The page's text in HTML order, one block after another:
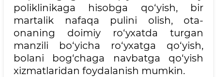
poliklinikaga hisobga qo‘yish, bir
martalik nafaqa pulini olish, ota-
onaning doimiy ro‘yxatda turgan
manzili bo‘yicha ro‘yxatga qo‘yish,
bolani bog‘chaga navbatga qo‘yish
xizmatlaridan foydalanish mumkin.